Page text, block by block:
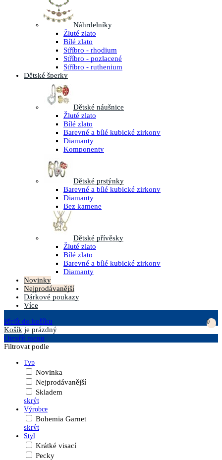
Náhrdelníky
Žluté zlato
Bílé zlato
Stříbro - rhodium
Stříbro - pozlacené
Stříbro - ruthenium
Dětské šperky
Dětské náušnice
Žluté zlato
Bílé zlato
Barevné a bílé kubické zirkony
Diamanty
Komponenty
Dětské prstýnky
Barevné a bílé kubické zirkony
Diamanty
Bez kamene
Dětské přívěsky
Žluté zlato
Bílé zlato
Barevné a bílé kubické zirkony
Diamanty
Novinky
Nejprodávanější
Dárkové poukazy
Více
Přejít do košíku
0
Košík je prázdný
Otevřít menu
Filtrovat podle
Typ
Novinka
Nejprodávanější
Skladem
skrýt
Výrobce
Bohemia Garnet
skrýt
Styl
Krátké visací
Pecky